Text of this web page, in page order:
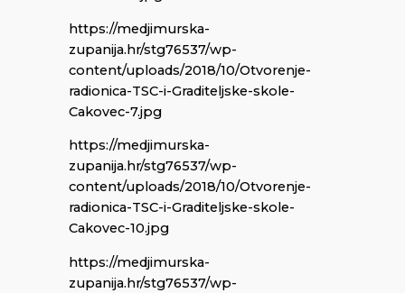
https://medjimurska-
zupanija.hr/stg76537/wp-
content/uploads/2018/10/Otvorenje-
radionica-TSC-i-Graditeljske-skole-
Cakovec-7.jpg
https://medjimurska-
zupanija.hr/stg76537/wp-
content/uploads/2018/10/Otvorenje-
radionica-TSC-i-Graditeljske-skole-
Cakovec-10.jpg
https://medjimurska-
zupanija.hr/stg76537/wp-